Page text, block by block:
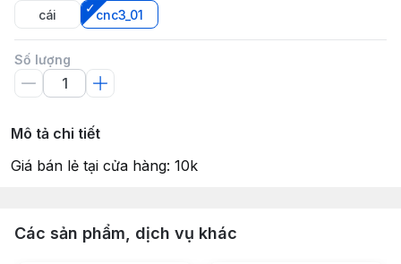
cái
cnc3_01
Số lượng
Mô tả chi tiết
Giá bán lẻ tại cửa hàng: 10k
Các sản phẩm, dịch vụ khác